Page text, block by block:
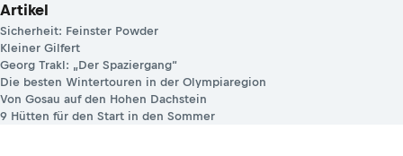
Artikel
Sicherheit: Feinster Powder
Kleiner Gilfert
Georg Trakl: „Der Spaziergang“
Die besten Wintertouren in der Olympiaregion
Von Gosau auf den Hohen Dachstein
9 Hütten für den Start in den Sommer